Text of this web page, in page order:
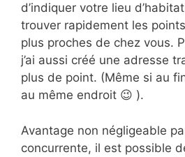
d’indiquer votre lieu
trouver rapidement les
plus proches de chez vous.
j’ai aussi créé une adresse
plus de point. (Même si au
au même endroit 😉 ).
Avantage non négligeable
concurrente, il est possible